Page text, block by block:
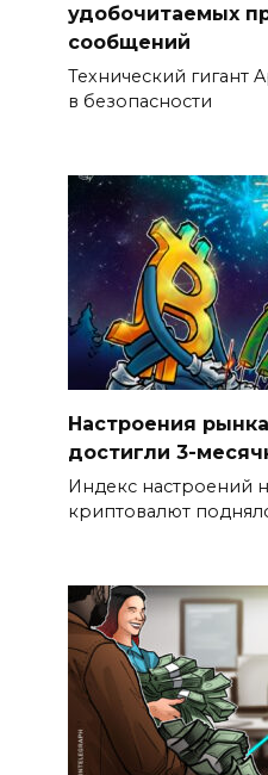
удобочитаемых
сообщений
Технический гигант
в безопасности
Настроения
достигли 3-
Индекс настроений
криптовалют